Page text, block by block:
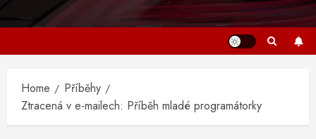
Home
Příběhy
Ztracená v e-mailech: Příběh mladé programátorky